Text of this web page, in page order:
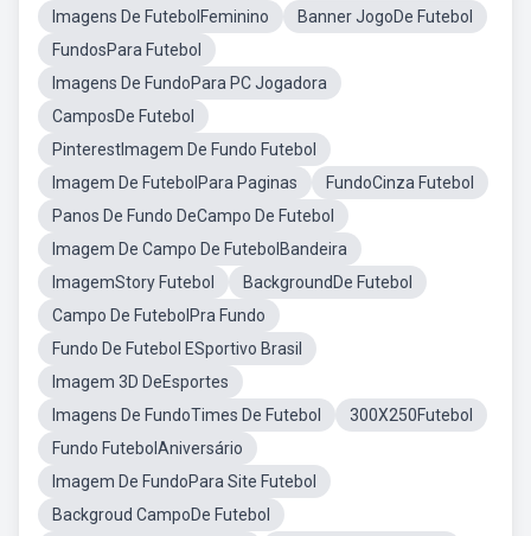
Imagens De FutebolFeminino
Banner JogoDe Futebol
FundosPara Futebol
Imagens De FundoPara PC Jogadora
CamposDe Futebol
PinterestImagem De Fundo Futebol
Imagem De FutebolPara Paginas
FundoCinza Futebol
Panos De Fundo DeCampo De Futebol
Imagem De Campo De FutebolBandeira
ImagemStory Futebol
BackgroundDe Futebol
Campo De FutebolPra Fundo
Fundo De Futebol ESportivo Brasil
Imagem 3D DeEsportes
Imagens De FundoTimes De Futebol
300X250Futebol
Fundo FutebolAniversário
Imagem De FundoPara Site Futebol
Backgroud CampoDe Futebol